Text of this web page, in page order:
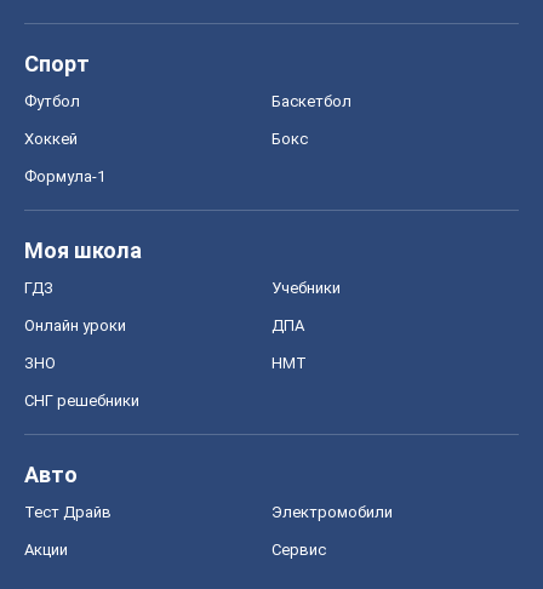
Спорт
Футбол Баскетбол
Хоккей Бокс
Формула-1
Моя школа
ГДЗ Учебники
Онлайн уроки ДПА
ЗНО НМТ
СНГ решебники
Авто
Тест Драйв Электромобили
Акции Сервис